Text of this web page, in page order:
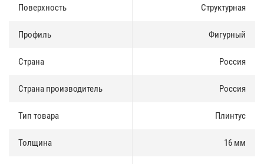
Поверхность Структурная
Профиль Фигурный
Страна Россия
Страна производитель Россия
Тип товара Плинтус
Толщина 16 мм